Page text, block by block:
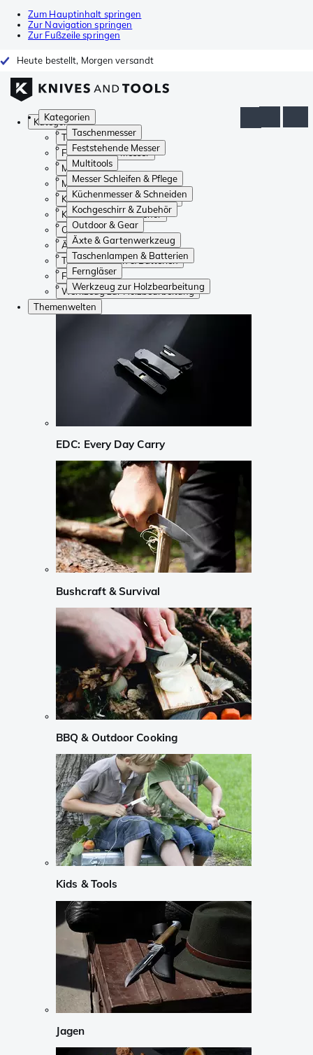
Zum Hauptinhalt springen
Zur Navigation springen
Zur Fußzeile springen
Heute bestellt, Morgen versandt
Kategorien
Taschenmesser
Feststehende Messer
Multitools
Messer Schleifen & Pflege
Küchenmesser & Schneiden
Kochgeschirr & Zubehör
Outdoor & Gear
Äxte & Gartenwerkzeug
Taschenlampen & Batterien
Ferngläser
Werkzeug zur Holzbearbeitung
Kategorien
Taschenmesser
Feststehende Messer
Multitools
Messer Schleifen & Pflege
Küchenmesser & Schneiden
Kochgeschirr & Zubehör
Outdoor & Gear
Äxte & Gartenwerkzeug
Taschenlampen & Batterien
Ferngläser
Werkzeug zur Holzbearbeitung
Themenwelten
EDC: Every Day Carry
Bushcraft & Survival
BBQ & Outdoor Cooking
Kids & Tools
Jagen